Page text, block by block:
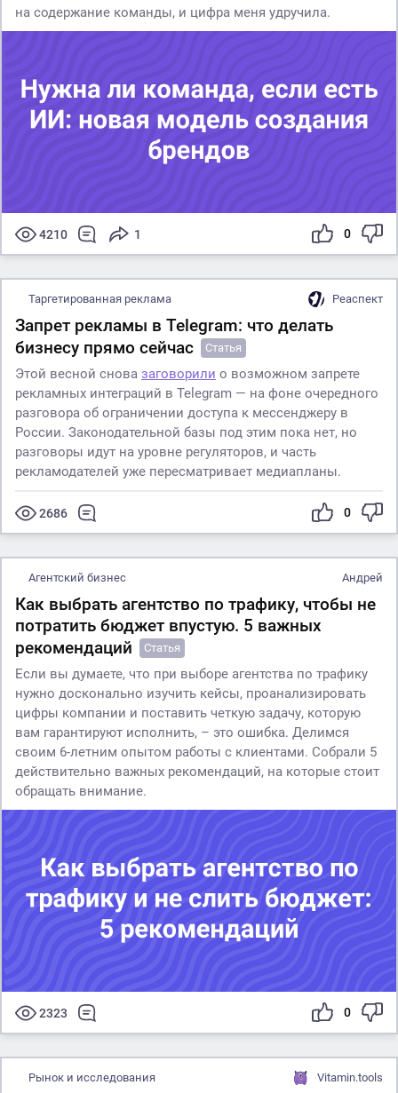
на содержание команды, и цифра меня удручила.
4210 1 0
Таргетированная реклама Реаспект
Запрет рекламы в Telegram: что делать
бизнесу прямо сейчас
Статья
Этой весной снова заговорили о возможном запрете
рекламных интеграций в Telegram — на фоне очередного
разговора об ограничении доступа к мессенджеру в
России. Законодательной базы под этим пока нет, но
разговоры идут на уровне регуляторов, и часть
рекламодателей уже пересматривает медиапланы.
2686 0
Агентский бизнес Андрей
Как выбрать агентство по трафику, чтобы не
потратить бюджет впустую. 5 важных
рекомендаций
Статья
Если вы думаете, что при выборе агентства по трафику
нужно досконально изучить кейсы, проанализировать
цифры компании и поставить четкую задачу, которую
вам гарантируют исполнить, – это ошибка. Делимся
своим 6-летним опытом работы с клиентами. Собрали 5
действительно важных рекомендаций, на которые стоит
обращать внимание.
2323 0
Рынок и исследования Vitamin.tools